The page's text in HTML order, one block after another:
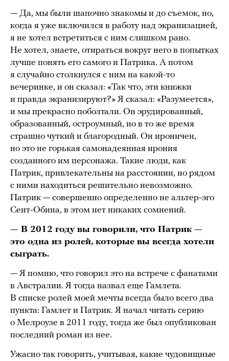
— Да, мы были шапочно знакомы и до съемок, но,
когда я уже включился в работу над экранизацией,
я не хотел встретиться с ним слишком рано.
Не хотел, знаете, отираться вокруг него в попытках
лучше понять его самого и Патрика. А потом
я случайно столкнулся с ним на какой-то
вечеринке, и он сказал: «Так что, эти книжки
и правда экранизируют?» Я сказал: «Разумеется»,
и мы прекрасно поболтали. Он эрудированный,
образованный, остроумный, но в то же время
страшно чуткий и благородный. Он ироничен,
но это не горькая самонадеянная ирония
созданного им персонажа. Такие люди, как
Патрик, привлекательны на расстоянии, но рядом
с ними находиться решительно невозможно.
Патрик — совершенно определенно не альтер-эго
Сент-Обина, в этом нет никаких сомнений.
— В 2012 году вы говорили, что Патрик —
это одна из ролей, которые вы всегда хотели
сыграть.
— Я помню, что говорил это на встрече с фанатами
в Австралии. Я тогда назвал еще Гамлета.
В списке ролей моей мечты всегда было всего два
пункта: Гамлет и Патрик. Я начал читать серию
о Мелроузе в 2011 году, тогда же был опубликован
последний роман из нее.
Ужасно так говорить, учитывая, какие чудовищные